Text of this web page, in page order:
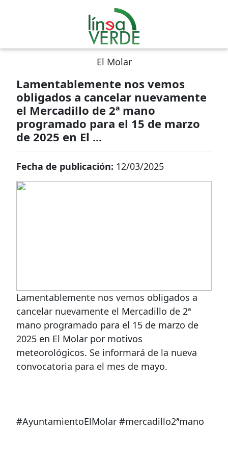
El Molar
Lamentablemente nos vemos
obligados a cancelar nuevamente
el Mercadillo de 2ª mano
programado para el 15 de marzo
de 2025 en El ...
Fecha de publicación: 12/03/2025
Lamentablemente nos vemos obligados a
cancelar nuevamente el Mercadillo de 2ª
mano programado para el 15 de marzo de
2025 en El Molar por motivos
meteorológicos. Se informará de la nueva
convocatoria para el mes de mayo.
#AyuntamientoElMolar #mercadillo2ªmano